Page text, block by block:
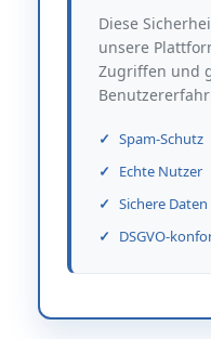
Diese
unsere
Zugriffen und
Spam-Schutz
Echte Nutzer
Sichere Daten
DSGVO-